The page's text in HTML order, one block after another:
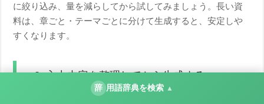
に絞り込み、量を減らしてから試してみましょう。長い資
料は、章ごと・テーマごとに分けて生成すると、安定しや
すくなります。
2. 入力内容を整理してから生成する
辞 用語辞典を検索 ▲